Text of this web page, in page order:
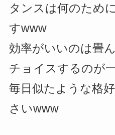
タンスは何のため
すwww
効率がいいのは畳
チョイスするのが
毎日似たような格
さいwww